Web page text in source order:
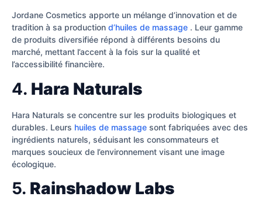
Jordane Cosmetics apporte un mélange d’innovation et de
tradition à sa production d’huiles de massage . Leur gamme
de produits diversifiée répond à différents besoins du
marché, mettant l’accent à la fois sur la qualité et
l’accessibilité financière.
4. Hara Naturals
Hara Naturals se concentre sur les produits biologiques et
durables. Leurs huiles de massage sont fabriquées avec des
ingrédients naturels, séduisant les consommateurs et
marques soucieux de l’environnement visant une image
écologique.
5. Rainshadow Labs